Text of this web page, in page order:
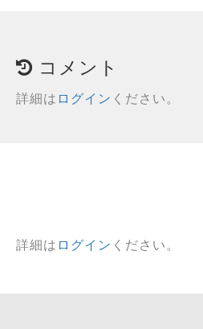
コメント
詳細は ログイン ください。
詳細は ログイン ください。